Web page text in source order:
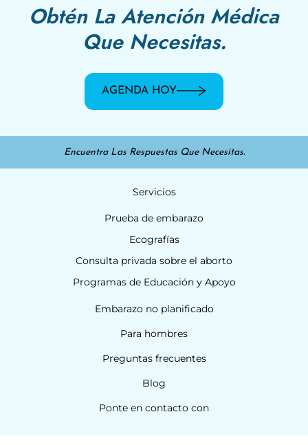
Obtén La Atención Médica
Que Necesitas.
AGENDA HOY
Encuentra Las Respuestas Que Necesitas.
Servicios
Prueba de embarazo
Ecografías
Consulta privada sobre el aborto
Programas de Educación y Apoyo
Embarazo no planificado
Para hombres
Preguntas frecuentes
Blog
Ponte en contacto con